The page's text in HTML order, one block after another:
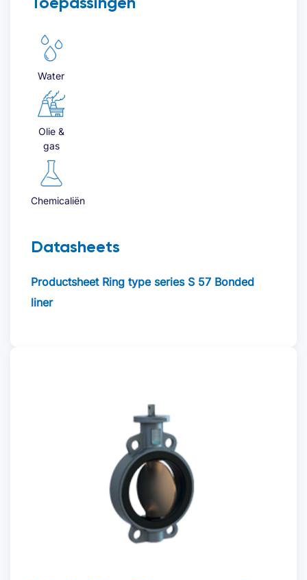
Water
Olie &
gas
Chemicaliën
Datasheets
Productsheet Ring type series S 57 Bonded
liner